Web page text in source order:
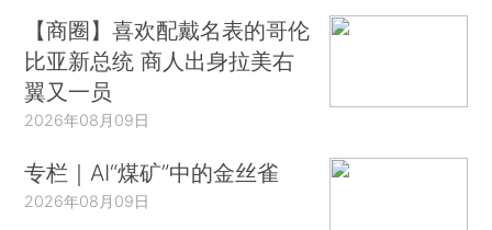
【商圈】喜欢配戴名表的哥伦
比亚新总统 商人出身拉美右
翼又一员
2026年08月09日
专栏｜AI“煤矿”中的金丝雀
2026年08月09日